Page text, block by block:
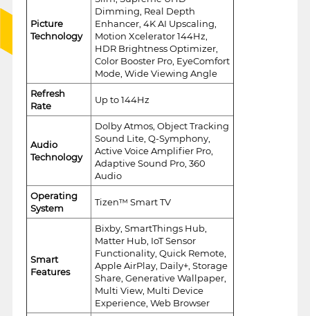
Picture
Technology
Dimming, Real Depth
Enhancer, 4K AI Upscaling,
Motion Xcelerator 144Hz,
HDR Brightness Optimizer,
Color Booster Pro, EyeComfort
Mode, Wide Viewing Angle
Refresh
Rate
Up to 144Hz
Audio
Technology
Dolby Atmos, Object Tracking
Sound Lite, Q-Symphony,
Active Voice Amplifier Pro,
Adaptive Sound Pro, 360
Audio
Operating
System
Tizen™ Smart TV
Smart
Features
Bixby, SmartThings Hub,
Matter Hub, IoT Sensor
Functionality, Quick Remote,
Apple AirPlay, Daily+, Storage
Share, Generative Wallpaper,
Multi View, Multi Device
Experience, Web Browser